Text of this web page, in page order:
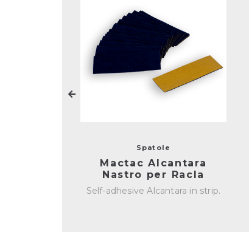
Spatole
Mactac Alcantara
Nastro per Racla
Self-adhesive Alcantara in strip.